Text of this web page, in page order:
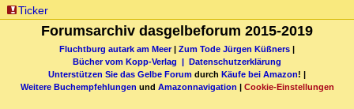
Ticker
Forumsarchiv dasgelbeforum 2015-2019
Fluchtburg autark am Meer| Zum Tode Jürgen Küßners
Bücher vom Kopp-Verlag |
Datenschutzerklärung
Unterstützen Sie das Gelbe Forum durch Käufe bei Amazon! |
Weitere Buchempfehlungen und Amazonnavigation Cookie-Einstellungen